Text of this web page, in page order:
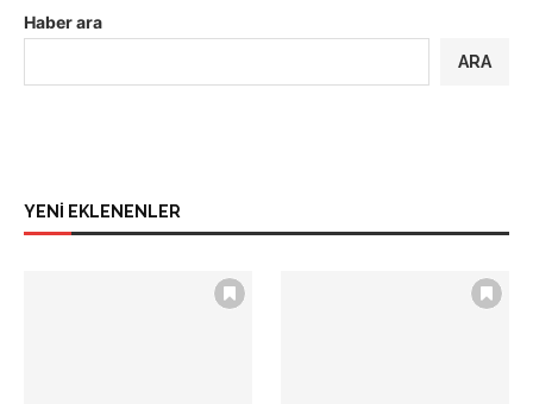
Haber ara
ARA
YENİ EKLENENLER